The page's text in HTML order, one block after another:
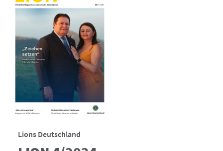
Lions Deutschland